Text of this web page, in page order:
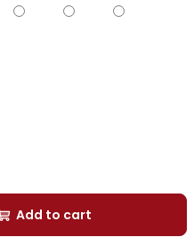
Add to cart